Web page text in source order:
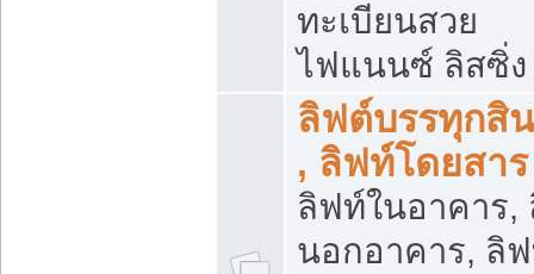
ทะเบียนสวย
ไฟแนนซ์ ลิสซิ่ง
ลิฟต์บรรทุกสิ
, ลิฟท์โดยสาร
ลิฟท์ในอาคาร,
นอกอาคาร, ลิ